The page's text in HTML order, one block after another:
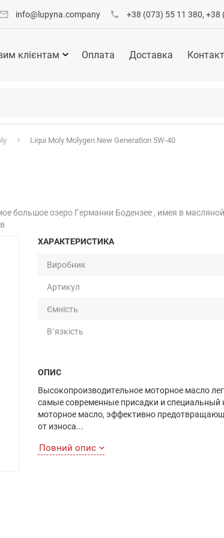
info@lupyna.company +38 (073) 55 11 380, +38
клієнтам Оплата Доставка
Liqui Moly Molygen New Generation 5W-40
большое озеро Германии Бодензее , имея в
ХАРАКТЕРИСТИКА
Виробник
Артикул
Ємність
В`язкість
ОПИС
Высокопроизводительное моторное масло
самые современные присадки и специальный
моторное масло, эффективно
от износа...
Повний опис